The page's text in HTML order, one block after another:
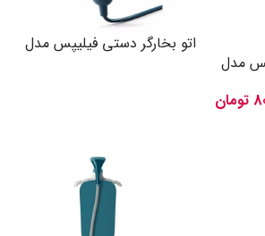
مدل
تومان
اتو بخارگر دستی فیلیپس مدل